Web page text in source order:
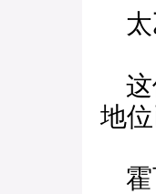
太
这
地
霍